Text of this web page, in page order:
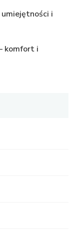
i
komfort i